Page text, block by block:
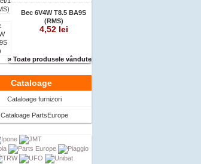
Bec 6V4W T8.5 BA9S
(RMS)
4,52 lei
» Toate produsele vândute
Cataloage
Cataloage furnizori
Cataloage PartsEurope